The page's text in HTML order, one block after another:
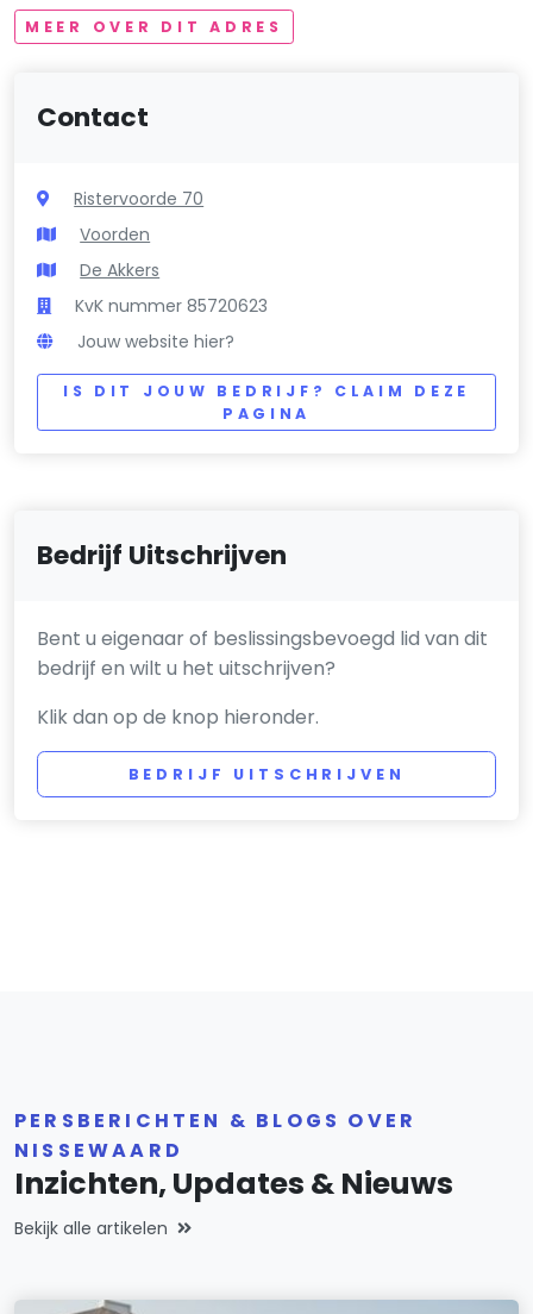
MEER OVER DIT ADRES
Contact
Ristervoorde 70
Voorden
De Akkers
KvK nummer 85720623
Jouw website hier?
IS DIT JOUW BEDRIJF? CLAIM DEZE
PAGINA
Bedrijf Uitschrijven
Bent u eigenaar of beslissingsbevoegd lid van dit
bedrijf en wilt u het uitschrijven?
Klik dan op de knop hieronder.
BEDRIJF UITSCHRIJVEN
PERSBERICHTEN & BLOGS OVER
NISSEWAARD
Inzichten, Updates & Nieuws
Bekijk alle artikelen